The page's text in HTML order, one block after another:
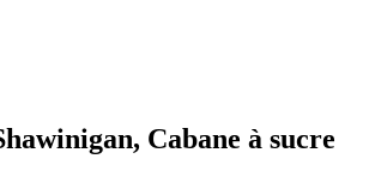
Cabane à sucre